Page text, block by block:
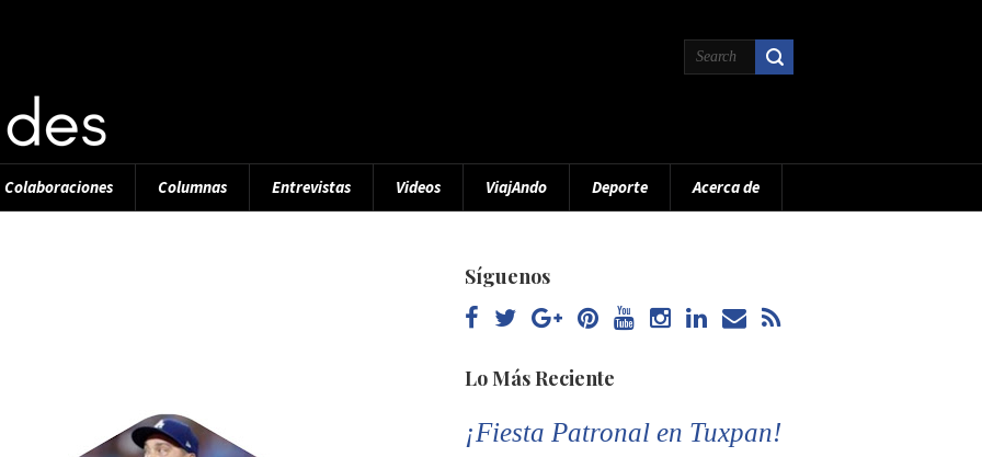
Colaboraciones Columnas Entrevistas Videos ViajAndo Deporte Acerca de
Síguenos
Lo Más Reciente
¡Fiesta Patronal en Tuxpan!